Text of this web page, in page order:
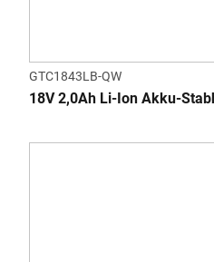
GTC1843LB-QW
18V 2,0Ah Li-Ion Akku-